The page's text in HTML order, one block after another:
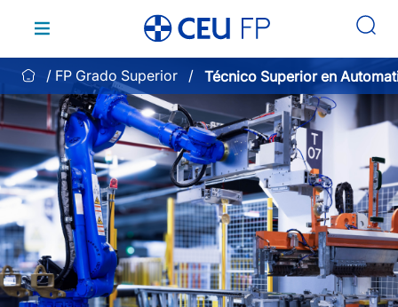
contenido
FP Grado Superior
Técnico Superior en
Robótica Industrial